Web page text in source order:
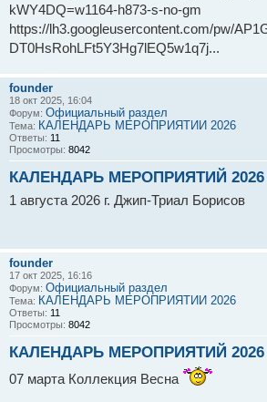
kWY4DQ=w1164-h873-s-no-gm
https://lh3.googleusercontent.com/pw/
DT0HsRohLFt5Y3Hg7lEQ5w1q7j...
founder
18 окт 2025, 16:04
Форум: Официальный раздел
Тема: КАЛЕНДАРЬ МЕРОПРИЯТИЙ 2026
Ответы: 11
Просмотры: 8042
КАЛЕНДАРЬ МЕРОПРИЯТИЙ 2026
1 августа 2026 г. Джип-Триал Борисов
founder
17 окт 2025, 16:16
Форум: Официальный раздел
Тема: КАЛЕНДАРЬ МЕРОПРИЯТИЙ 2026
Ответы: 11
Просмотры: 8042
КАЛЕНДАРЬ МЕРОПРИЯТИЙ 2026
07 марта Коллекция Весна